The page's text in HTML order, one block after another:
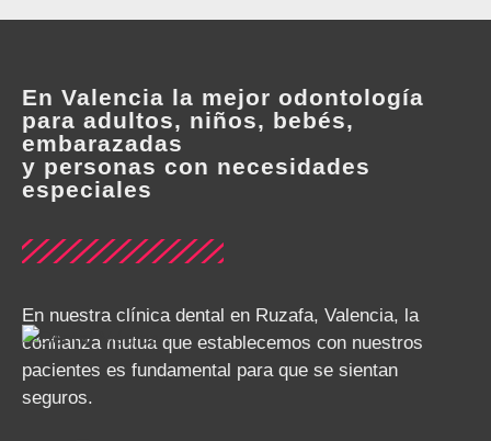
En Valencia la mejor odontología
para adultos, niños, bebés,
embarazadas
y personas con necesidades
especiales
En nuestra clínica dental en Ruzafa, Valencia, la
confianza mutua que establecemos con nuestros
pacientes es fundamental para que se sientan
seguros.